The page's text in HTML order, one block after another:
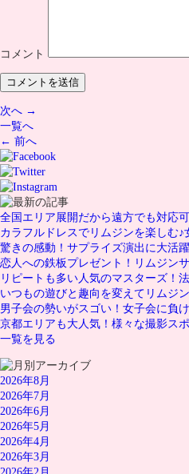
コメント
次へ →
一覧へ
← 前へ
全国エリア展開だから遠方でも対応
カラフルドレスでリムジンを楽しむ♪
驚きの感動！サプライズ演出に大活
恋人への鉄板プレゼント！リムジン
リピートも多い人気のマスターズ！
いつもの遊びと趣向を変えてリムジ
男子会の勢いがスゴい！女子会に負
京都エリアも大人気！様々な撮影ス
一覧を見る
2026年8月
2026年7月
2026年6月
2026年5月
2026年4月
2026年3月